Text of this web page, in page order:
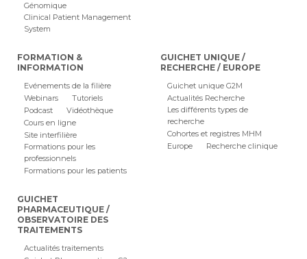
Génomique
Clinical Patient Management
System
FORMATION &
INFORMATION
Evénements de la filière
Webinars
Tutoriels
Podcast
Vidéothèque
Cours en ligne
Site interfilière
Formations pour les
professionnels
Formations pour les patients
GUICHET UNIQUE /
RECHERCHE / EUROPE
Guichet unique G2M
Actualités Recherche
Les différents types de
recherche
Cohortes et registres MHM
Europe
Recherche clinique
GUICHET
PHARMACEUTIQUE /
OBSERVATOIRE DES
TRAITEMENTS
Actualités traitements